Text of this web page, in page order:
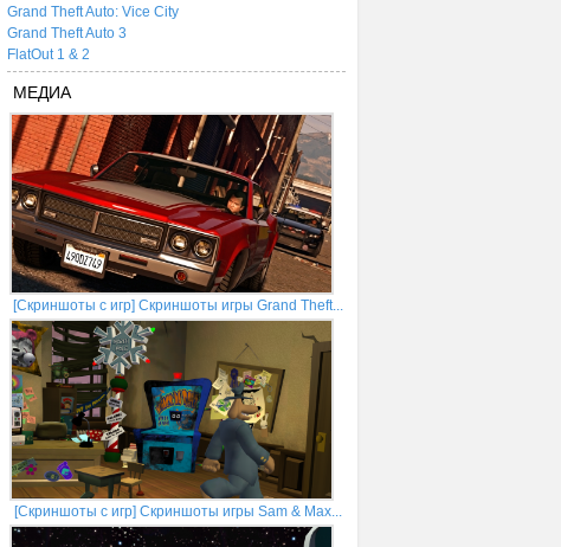
Grand Theft Auto: Vice City
Grand Theft Auto 3
FlatOut 1 & 2
МЕДИА
[Скриншоты с игр] Скриншоты игры Grand Theft...
[Скриншоты с игр] Скриншоты игры Sam & Max...